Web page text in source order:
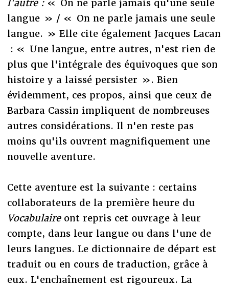
l'autre :« On ne parle jamais qu'une seule
langue » / « On ne parle jamais une seule
langue. » Elle cite également Jacques Lacan
: « Une langue, entre autres, n'est rien de
plus que l'intégrale des équivoques que son
histoire y a laissé persister ». Bien
évidemment, ces propos, ainsi que ceux de
Barbara Cassin impliquent de nombreuses
autres considérations. Il n'en reste pas
moins qu'ils ouvrent magnifiquement une
nouvelle aventure.
Cette aventure est la suivante : certains
collaborateurs de la première heure du
Vocabulaireont repris cet ouvrage à leur
compte, dans leur langue ou dans l'une de
leurs langues. Le dictionnaire de départ est
traduit ou en cours de traduction, grâce à
eux. L'enchaînement est rigoureux. La